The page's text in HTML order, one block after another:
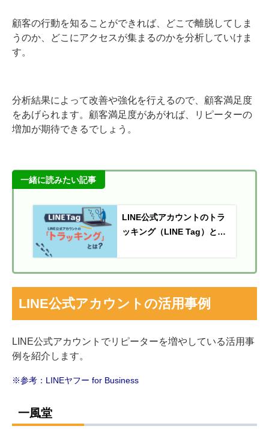
顧客の行動を知ることができれば、どこで離脱してしま
うのか、どこにアクセスが集まるのかを分析していけま
す。
分析結果によって改善や強化を行えるので、顧客満足度
をあげられます。顧客満足度があがれば、リピーターの
増加が期待できるでしょう。
一緒に読みたい記事
LINE公式アカウントのトラ
ッキング（LINE Tag）とは
LINE公式アカウントの活用事例
LINE公式アカウントでリピーターを増やしている活用事
例を紹介します。
※参考： LINEヤフー for Business
一風堂